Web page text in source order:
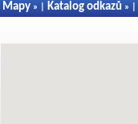
Mapy » | Katalog odkazů » |